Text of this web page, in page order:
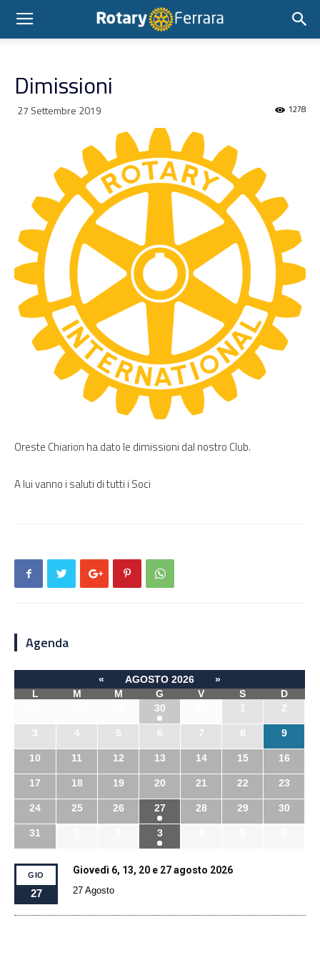
Dimissioni
27 Settembre 2019 1278
Oreste Chiarion ha dato le dimissioni dal nostro Club.
A lui vanno i saluti di tutti i Soci
Agenda
« AGOSTO 2026
»
L
M M G V S
D
30 1 2
3 4 5 6 7 8 9
10 11 12 13 14 15 16
17 18 19 20 21 22 23
24 25 26 27 28 29 30
31 3
GIO
27
Giovedì 6, 13, 20 e 27 agosto 2026
27 Agosto